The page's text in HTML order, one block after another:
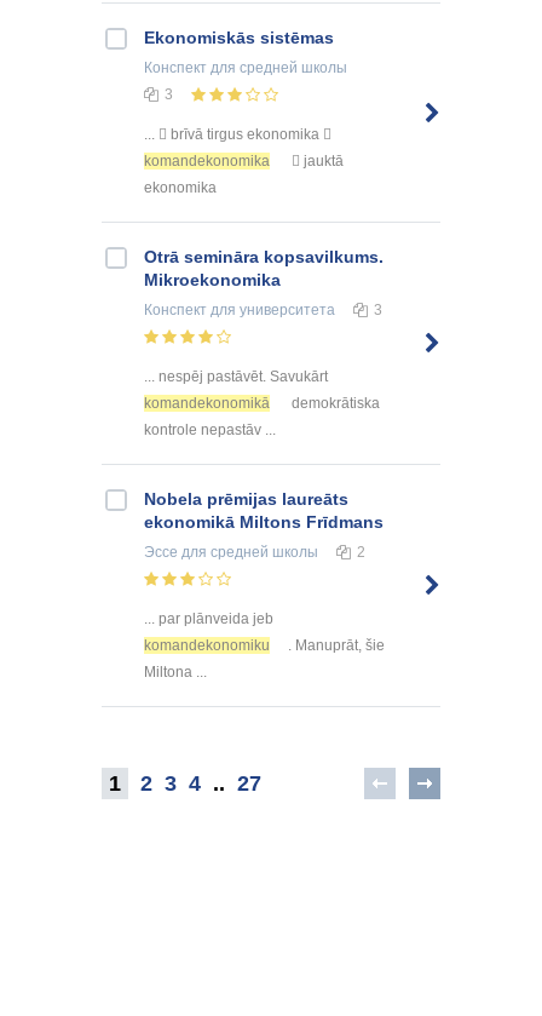
Ekonomiskās sistēmas
Конспект для средней школы
3
...  brīvā tirgus ekonomika 
komandekonomika
 jauktā
ekonomika
Otrā semināra kopsavilkums.
Mikroekonomika
Конспект для университета 3
... nespēj pastāvēt. Savukārt
komandekonomikā
demokrātiska
kontrole nepastāv ...
Nobela prēmijas laureāts
ekonomikā Miltons Frīdmans
Эссе для средней школы 2
... par plānveida jeb
komandekonomiku
. Manuprāt, šie
Miltona ...
1 2 3 4 .. 27